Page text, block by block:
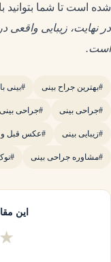
شده است تا شما بتوانید
در نهایت، زیبایی
است.
#بهترین جراح بینی #بینی
#جراحی بینی #جراحی
#زیبایی بینی #عکس قبل و
#مشاوره جراحی بینی
این
★